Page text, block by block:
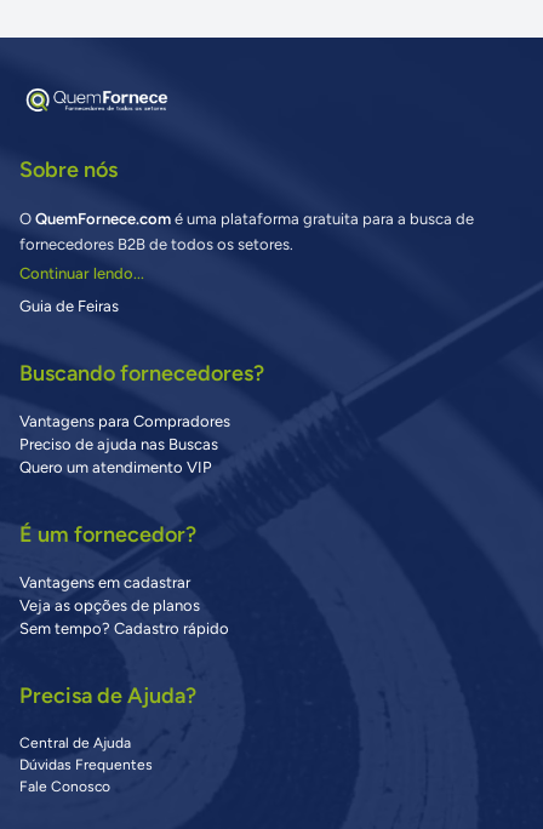
Sobre nós
O QuemFornece.com é uma plataforma gratuita para a busca de
fornecedores B2B de todos os setores.
Continuar lendo...
Guia de Feiras
Buscando fornecedores?
Vantagens para Compradores
Preciso de ajuda nas Buscas
Quero um atendimento VIP
É um fornecedor?
Vantagens em cadastrar
Veja as opções de planos
Sem tempo? Cadastro rápido
Precisa de Ajuda?
Central de Ajuda
Dúvidas Frequentes
Fale Conosco